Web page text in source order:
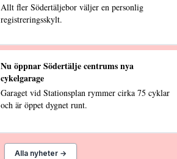
Allt fler Södertäljebor väljer en personlig
registreringsskylt.
Nu öppnar Södertälje centrums nya
cykelgarage
Garaget vid Stationsplan rymmer cirka 75 cyklar
och är öppet dygnet runt.
Alla nyheter →